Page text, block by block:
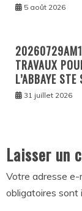
5 août 2026
TRAVAUX
L’ABBAYE
31 juillet 2026
Laisser un
Votre adresse e-
obligatoires sont